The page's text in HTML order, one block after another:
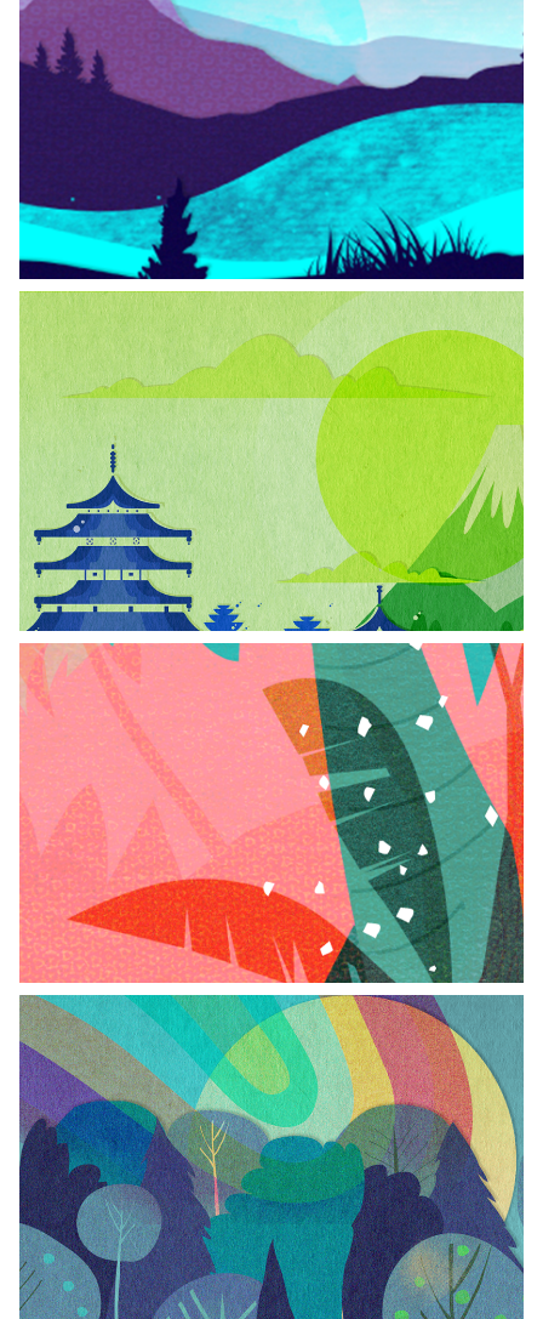
La leyenda del Uritorco
La princesa de la luna
El árbol de sal
Leyenda del arcoiris